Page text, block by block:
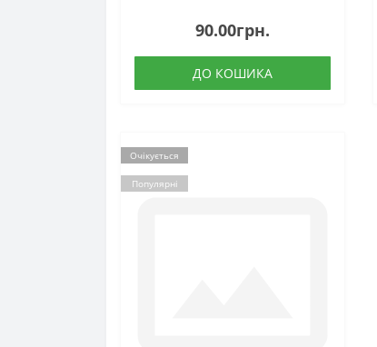
фіолетову гладку шкірку та
соковиту м'яку м'якоть. Насіння
баклажанів..
90.00грн.
ДО КОШИКА
Очікується
Популярні